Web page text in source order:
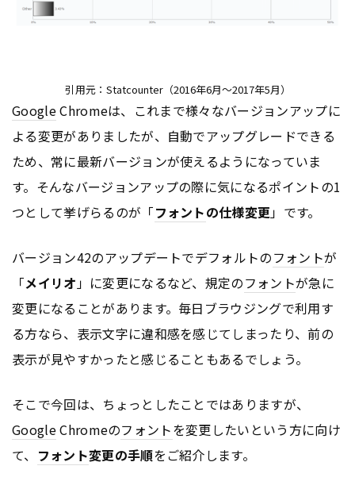
引用元：Statcounter（2016年6月～2017年5月）
GoogleChromeは、これまで様々なバージョンアップに
よる変更がありましたが、自動でアップグレードできる
ため、常に最新バージョンが使えるようになっていま
す。そんなバージョンアップの際に気になるポイントの1
つとして挙げらるのが「フォントの仕様変更 」です。
バージョン42のアップデートでデフォルトのフォントが
「メイリオ 」に変更になるなど、規定のフォントが急に
変更になることがあります。毎日ブラウジングで利用す
る方なら、表示文字に違和感を感じてしまったり、前の
表示が見やすかったと感じることもあるでしょう。
そこで今回は、ちょっとしたことではありますが、
GoogleChromeのフォントを変更したいという方に向け
て、 フォント変更の手順をご紹介します。